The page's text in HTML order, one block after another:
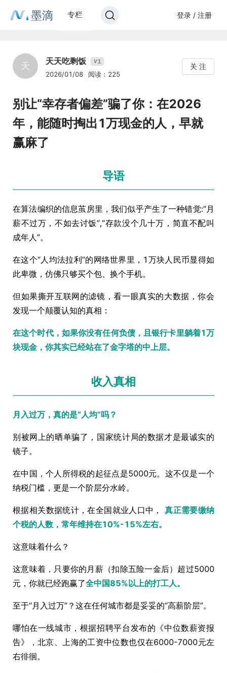
墨滴 专栏 登录 / 注册
天 天天吃剩饭 V1
2026/01/08 阅读：225
关 注
别让“幸存者偏差”骗了你：在2026
年，能随时掏出1万现金的人，早就
赢麻了
导语
在算法编织的信息茧房里，我们似乎产生了一种错觉:“月
薪不过万，不如去讨饭”,“存款没个几十万，简直不配叫
成年人”。
在这个“人均法拉利”的网络世界里，1万块人民币显得如
此卑微，仿佛只够买个包、换个手机。
但如果撕开互联网的滤镜，看一眼真实的大数据，你会
发现一个颠覆认知的真相：
在这个时代，如果你没有任何负债，且银行卡里躺着1万
块现金，你其实已经站在了金字塔的中上层。
收入真相
月入过万，真的是“人均”吗？
别被网上的晒单骗了，国家统计局的数据才是最诚实的
镜子。
在中国，个人所得税的起征点是5000元。这不仅是一个
纳税门槛，更是一个阶层分水岭。
根据相关数据统计，在全国就业人口中，真正需要缴纳
个税的人数，常年维持在10%-15%左右。
这意味着什么？
这意味着，只要你的月薪（扣除五险一金后）超过5000
元，你就已经跑赢了全中国85%以上的打工人。
至于“月入过万”？这在任何城市都是妥妥的“高薪阶层”。
哪怕在一线城市，根据招聘平台发布的《中位数薪资报
告》，北京、上海的工资中位数也仅在6000-7000元左
右徘徊。